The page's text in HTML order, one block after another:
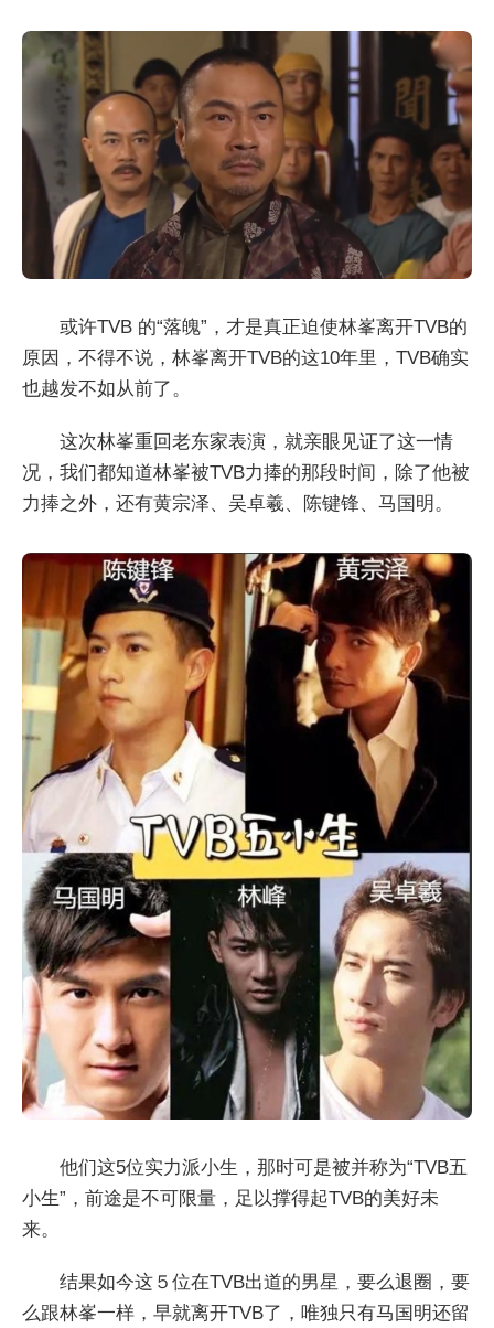
或许TVB 的“落魄”，才是真正迫使林峯离开TVB的
原因，不得不说，林峯离开TVB的这10年里，TVB确实
也越发不如从前了。
这次林峯重回老东家表演，就亲眼见证了这一情
况，我们都知道林峯被TVB力捧的那段时间，除了他被
力捧之外，还有黄宗泽、吴卓羲、陈键锋、马国明。
他们这5位实力派小生，那时可是被并称为“TVB五
小生”，前途是不可限量，足以撑得起TVB的美好未
来。
结果如今这５位在TVB出道的男星，要么退圈，要
么跟林峯一样，早就离开TVB了，唯独只有马国明还留